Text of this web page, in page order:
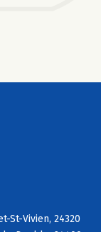
St-Vivien, 24320